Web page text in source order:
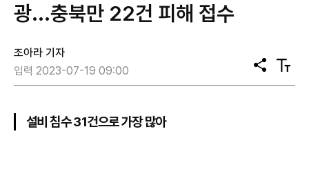
광...충북만 22건 피해 접수
조아라 기자
입력 2023-07-19 09:00
공
유
텍
스
설비 침수 31건으로 가장 많아